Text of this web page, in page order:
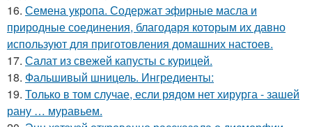
16. Семена укропа. Содержат эфирные масла и
природные соединения, благодаря которым их давно
используют для приготовления домашних настоев.
17. Салат из свежей капусты с курицей.
18. Фальшивый шницель. Ингредиенты:
19. Только в том случае, если рядом нет хирурга - зашей
рану … муравьем.